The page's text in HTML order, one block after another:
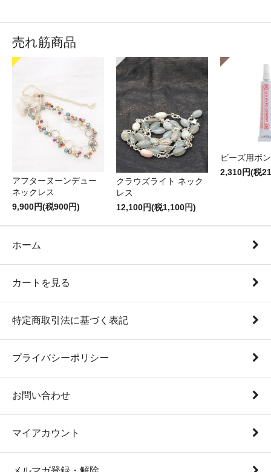
売れ筋商品
アフターヌーンデュー
ネックレス
9,900円(税900円)
クラウズライト ネック
レス
12,100円(税1,100円)
ビーズ用ボ
2,310円(税
ホーム
カートを見る
特定商取引法に基づく表記
プライバシーポリシー
お問い合わせ
マイアカウント